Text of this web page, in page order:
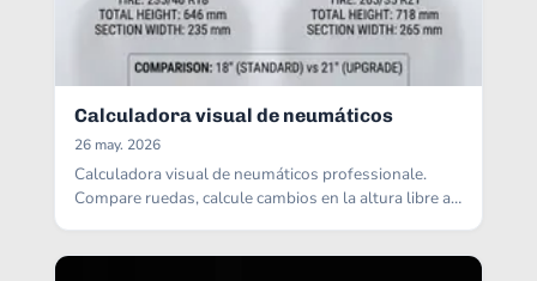
Calculadora visual de neumáticos
26 may. 2026
Calculadora visual de neumáticos professionale.
Compare ruedas, calcule cambios en la altura libre al